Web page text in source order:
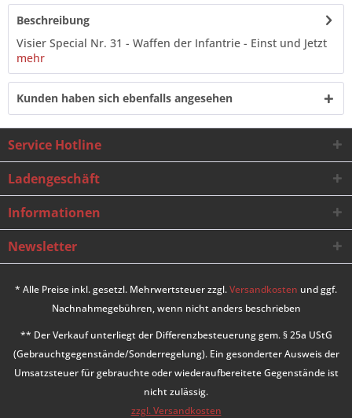
Beschreibung
Visier Special Nr. 31 - Waffen der Infantrie - Einst und Jetzt
mehr
Kunden haben sich ebenfalls angesehen
Service Hotline
Ladengeschäft
Informationen
Newsletter
* Alle Preise inkl. gesetzl. Mehrwertsteuer zzgl.Versandkosten und ggf.
Nachnahmegebühren, wenn nicht anders beschrieben
** Der Verkauf unterliegt der Differenzbesteuerung gem. § 25a UStG
(Gebrauchtgegenstände/Sonderregelung). Ein gesonderter Ausweis der
Umsatzsteuer für gebrauchte oder wiederaufbereitete Gegenstände ist
nicht zulässig.
zzgl. Versandkosten